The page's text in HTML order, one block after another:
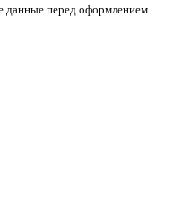
данные перед оформлением